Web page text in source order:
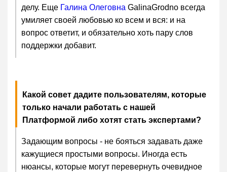
делу. Еще Галина Олеговна GalinaGrodno всегда
умиляет своей любовью ко всем и вся: и на
вопрос ответит, и обязательно хоть пару слов
поддержки добавит.
Какой совет дадите пользователям, которые
только начали работать с нашей
Платформой либо хотят стать экспертами?
Задающим вопросы - не бояться задавать даже
кажущиеся простыми вопросы. Иногда есть
нюансы, которые могут перевернуть очевидное